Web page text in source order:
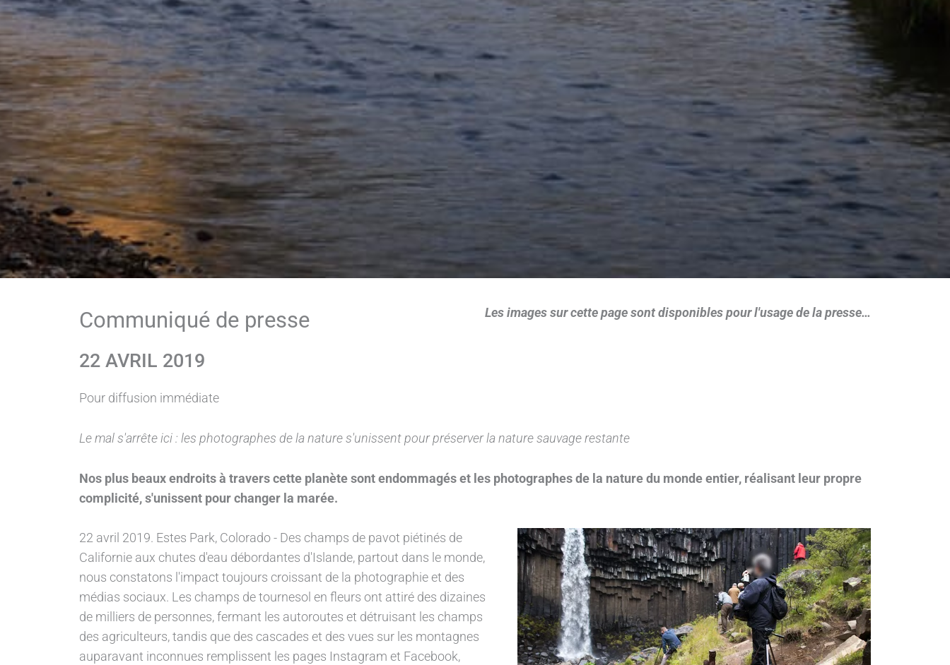
Communiqué de presse Les images sur cette page sont disponibles pour l'usage de la presse…
22 AVRIL 2019
Pour diffusion immédiate
Le mal s'arrête ici : les photographes de la nature s'unissent pour préserver la nature sauvage restante
Nos plus beaux endroits à travers cette planète sont endommagés et les photographes de la nature du monde entier, réalisant leur propre
complicité, s'unissent pour changer la marée.
22 avril 2019. Estes Park, Colorado - Des champs de pavot piétinés de
Californie aux chutes d'eau débordantes d'Islande, partout dans le monde,
nous constatons l'impact toujours croissant de la photographie et des
médias sociaux. Les champs de tournesol en fleurs ont attiré des dizaines
de milliers de personnes, fermant les autoroutes et détruisant les champs
des agriculteurs, tandis que des cascades et des vues sur les montagnes
auparavant inconnues remplissent les pages Instagram et Facebook,